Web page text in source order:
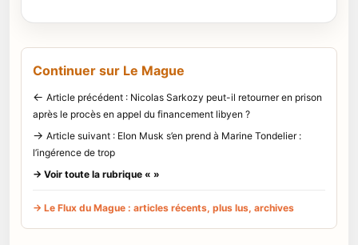
Continuer sur Le Mague
← Article précédent : Nicolas Sarkozy peut-il retourner en prison
après le procès en appel du financement libyen ?
→ Article suivant : Elon Musk s’en prend à Marine Tondelier :
l’ingérence de trop
→ Voir toute la rubrique « »
→ Le Flux du Mague : articles récents, plus lus, archives